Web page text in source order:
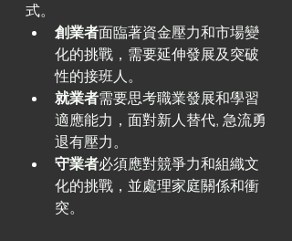
式。
創業者面臨著資金壓力和市場變
化的挑戰，需要延伸發展及突破
性的接班人。
就業者需要思考職業發展和學習
適應能力，面對新人替代, 急流勇
退有壓力。
守業者必須應對競爭力和組織文
化的挑戰，並處理家庭關係和衝
突。